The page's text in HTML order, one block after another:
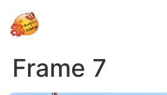
Frame 7